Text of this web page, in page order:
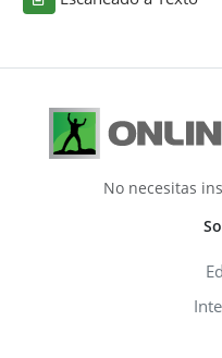
No necesitas